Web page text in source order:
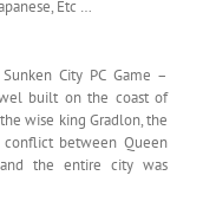
Etc …
City PC Game –
built on the coast of
wise king Gradlon, the
conflict between Queen
the entire city was